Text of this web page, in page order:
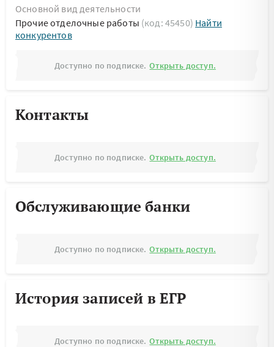
Основной вид деятельности
Прочие отделочные работы (код: 45450) Найти
конкурентов
Доступно по подписке. Открыть доступ.
Контакты
Доступно по подписке. Открыть доступ.
Обслуживающие банки
Доступно по подписке. Открыть доступ.
История записей в ЕГР
Доступно по подписке. Открыть доступ.